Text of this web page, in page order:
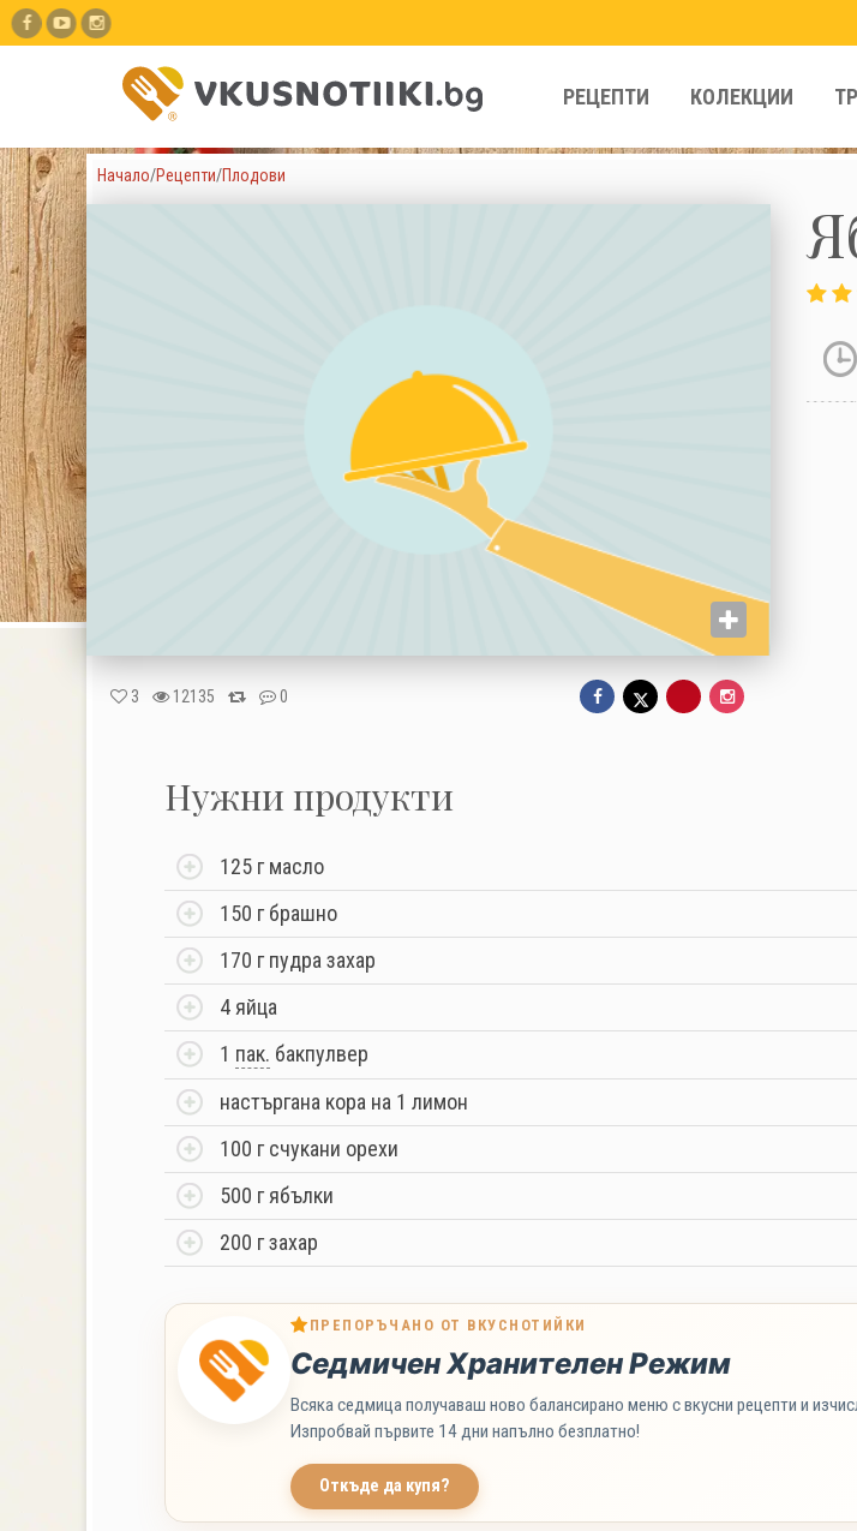
РЕЦЕПТИ КОЛЕКЦИИ
Начало/Рецепти/Плодови
3 12135 0
Нужни продукти
125 г масло
150 г брашно
170 г пудра захар
4 яйца
1 пак. бакпулвер
настъргана кора на 1 лимон
100 г счукани орехи
500 г ябълки
200 г захар
ПРЕПОРЪЧАНО ОТ ВКУСНОТИЙКИ
Седмичен Хранителен Режим
Всяка седмица получаваш ново балансирано меню с вкусни рецепти и
Изпробвай първите 14 дни напълно безплатно!
Откъде да купя?